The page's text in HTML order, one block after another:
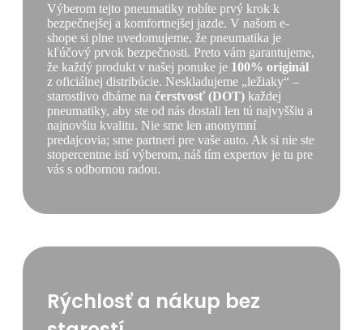
Výberom tejto pneumatiky robíte prvý krok k
bezpečnejšej a komfortnejšej jazde. V našom e-
shope si plne uvedomujeme, že pneumatika je
kľúčový prvok bezpečnosti. Preto vám garantujeme,
že každý produkt v našej ponuke je 100% originál
z oficiálnej distribúcie. Neskladujeme „ležiaky“ –
starostlivo dbáme na čerstvosť (DOT) každej
pneumatiky, aby ste od nás dostali len tú najvyššiu a
najnovšiu kvalitu. Nie sme len anonymní
predajcovia; sme partneri pre vaše auto. Ak si nie ste
stopercentne istí výberom, náš tím expertov je tu pre
vás s odbornou radou.
Rýchlosť a nákup bez